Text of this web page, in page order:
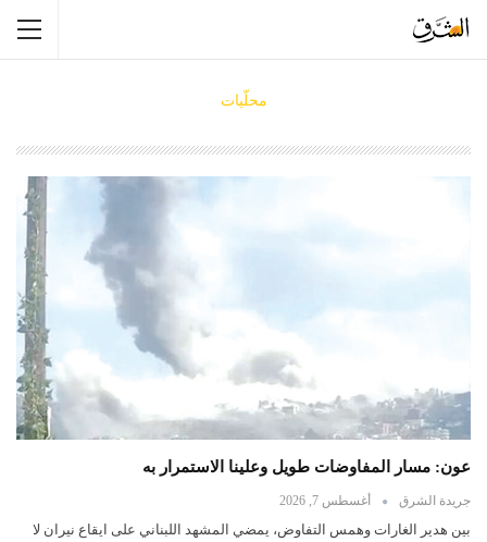
محلّيات
عون: مسار المفاوضات طويل وعلينا الاستمرار به
جريدة الشرق أغسطس 7, 2026
بين هدير الغارات وهمس التفاوض، يمضي المشهد اللبناني على ايقاع نيران لا